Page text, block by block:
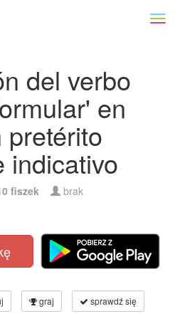
del verbo
en
indicativo
fiszek brak
graj sprawdź się